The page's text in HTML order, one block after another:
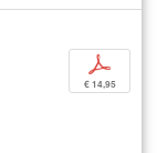
p
€ 14,95